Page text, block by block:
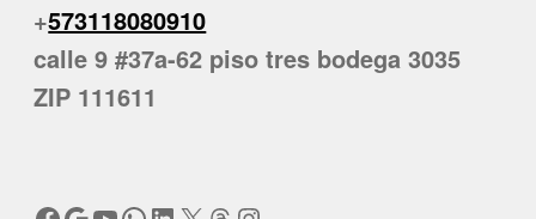
+573118080910
calle 9 #37a-62 piso tres bodega 3035
ZIP 111611